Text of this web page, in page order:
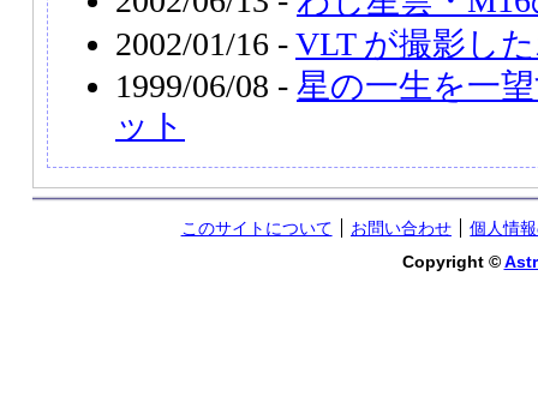
2002/01/16 -VLT が撮影し
1999/06/08 - 星の一生を一
ット
このサイトについて お問い合わせ
個人情
Copyright ©